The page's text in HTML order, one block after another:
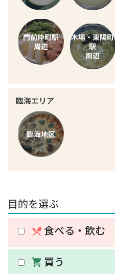
門前仲町駅
周辺
木場・東陽町
駅
周辺
臨海エリア
臨海地区
目的を選ぶ
restaurant_menu食べる・飲む
shopping_cart 買う